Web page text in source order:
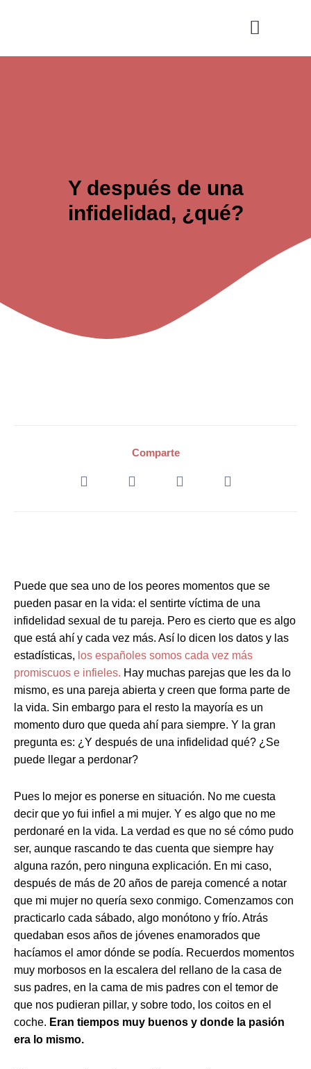
Y después de una
infidelidad, ¿qué?
Comparte
Puede que sea uno de los peores momentos que se
pueden pasar en la vida: el sentirte víctima de una
infidelidad sexual de tu pareja. Pero es cierto que es algo
que está ahí y cada vez más. Así lo dicen los datos y las
estadísticas, los españoles somos cada vez más
promiscuos e infieles. Hay muchas parejas que les da lo
mismo, es una pareja abierta y creen que forma parte de
la vida. Sin embargo para el resto la mayoría es un
momento duro que queda ahí para siempre. Y la gran
pregunta es: ¿Y después de una infidelidad qué? ¿Se
puede llegar a perdonar?
Pues lo mejor es ponerse en situación. No me cuesta
decir que yo fui infiel a mi mujer. Y es algo que no me
perdonaré en la vida. La verdad es que no sé cómo pudo
ser, aunque rascando te das cuenta que siempre hay
alguna razón, pero ninguna explicación. En mi caso,
después de más de 20 años de pareja comencé a notar
que mi mujer no quería sexo conmigo. Comenzamos con
practicarlo cada sábado, algo monótono y frío. Atrás
quedaban esos años de jóvenes enamorados que
hacíamos el amor dónde se podía. Recuerdos momentos
muy morbosos en la escalera del rellano de la casa de
sus padres, en la cama de mis padres con el temor de
que nos pudieran pillar, y sobre todo, los coitos en el
coche. Eran tiempos muy buenos y donde la pasión
era lo mismo.